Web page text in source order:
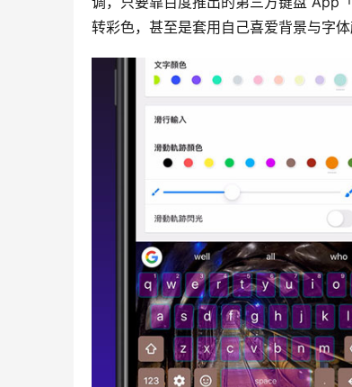
转彩色，甚至是套用自己喜爱背景与字体